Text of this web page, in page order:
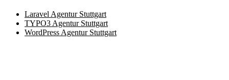
Laravel Agentur Stuttgart
TYPO3 Agentur Stuttgart
WordPress Agentur Stuttgart